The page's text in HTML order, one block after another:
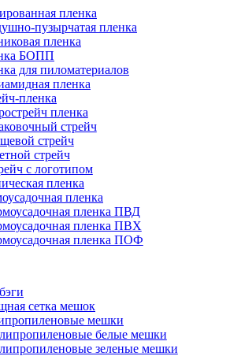
пленка
пузырчатая пленка
пленка
БОПП
для пиломатериалов
пленка
пленка
пленка
стрейч
стрейч
стрейч
с логотипом
пленка
пленка
пленка ПВД
пленка ПВХ
пленка ПОФ
сетка мешок
мешки
белые мешки
зеленые мешки